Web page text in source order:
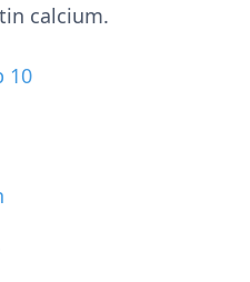
calcium.
10